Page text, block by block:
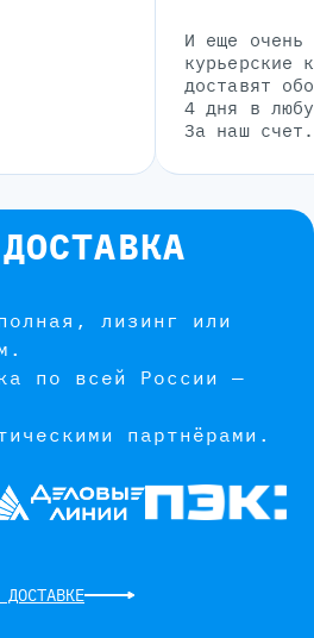
И еще очень
курьерские
доставят
4 дня в
За наш счет.
лизинг или
по всей России —
партнёрами.